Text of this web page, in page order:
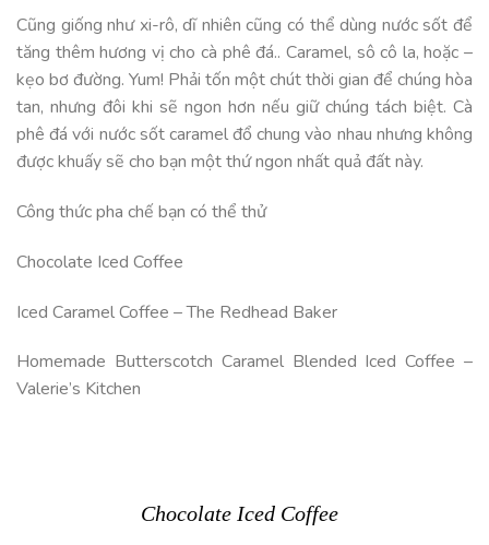
Cũng giống như xi-rô, dĩ nhiên cũng có thể dùng nước sốt để
tăng thêm hương vị cho cà phê đá.. Caramel, sô cô la, hoặc –
kẹo bơ đường. Yum! Phải tốn một chút thời gian để chúng hòa
tan, nhưng đôi khi sẽ ngon hơn nếu giữ chúng tách biệt. Cà
phê đá với nước sốt caramel đổ chung vào nhau nhưng không
được khuấy sẽ cho bạn một thứ ngon nhất quả đất này.
Công thức pha chế bạn có thể thử
Chocolate Iced Coffee
Iced Caramel Coffee – The Redhead Baker
Homemade Butterscotch Caramel Blended Iced Coffee –
Valerie’s Kitchen
Chocolate Iced Coffee